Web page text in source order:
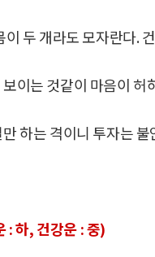
이 두 개라도 모자란다.
이는 것같이 마음이 허
하는 격이니 투자는 불
: 하, 건강운 : 중)